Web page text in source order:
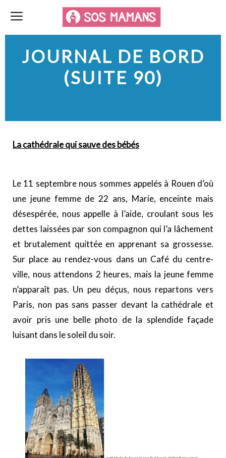
JOURNAL DE BORD
(SUITE 90)
La cathédrale qui sauve des bébés
Le 11 septembre nous sommes appelés à Rouen d’où
une jeune femme de 22 ans, Marie, enceinte mais
désespérée, nous appelle à l’aide, croulant sous les
dettes laissées par son compagnon qui l’a lâchement
et brutalement quittée en apprenant sa grossesse.
Sur place au rendez-vous dans un Café du centre-
ville, nous attendons 2 heures, mais la jeune femme
n’apparaît pas. Un peu déçus, nous repartons vers
Paris, non pas sans passer devant la cathédrale et
avoir pris une belle photo de la splendide façade
luisant dans le soleil du soir.